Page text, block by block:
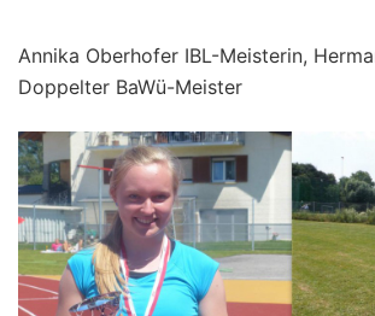
Annika Oberhofer IBL-Meisterin,
Doppelter BaWü-Meister